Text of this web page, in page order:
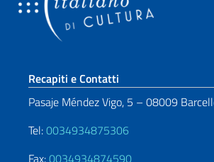
Sezione footer
Recapiti e Contatti
Pasaje Méndez Vigo, 5 – 08009
Tel:0034934875306
Fax:0034934874590